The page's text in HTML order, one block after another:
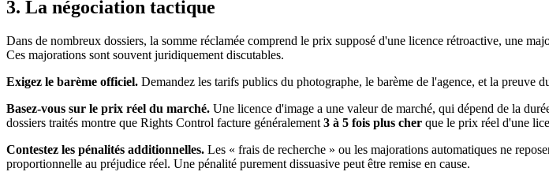
3. La négociation tactique
Dans de nombreux dossiers, la somme réclamée comprend le prix supposé d'une licence rétroactive, une
Ces majorations sont souvent juridiquement discutables.
Exigez le barème officiel. Demandez les tarifs publics du photographe, le barème de l'agence, et la preuve
Basez-vous sur le prix réel du marché. Une licence d'image a une valeur de marché, qui dépend de la
dossiers traités montre que Rights Control facture généralement 3 à 5 fois plus cher que le prix réel d'une
Contestez les pénalités additionnelles. Les « frais de recherche » ou les majorations automatiques ne
proportionnelle au préjudice réel. Une pénalité purement dissuasive peut être remise en cause.